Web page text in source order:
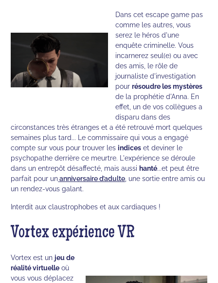
Dans cet escape game pas
comme les autres, vous
serez le héros d'une
enquête criminelle. Vous
incarnerez seul(e) ou avec
des amis, le rôle de
journaliste d'investigation
pourrésoudre les mystères
de la prophétie d'Anna. En
effet, un de vos collègues a
disparu dans des
circonstances très étranges et a été retrouvé mort quelques
semaines plus tard... Le commissaire qui vous a engagé
compte sur vous pour trouver lesindices et deviner le
psychopathe derrière ce meurtre. L'expérience se déroule
dans un entrepôt désaffecté, mais aussihanté...et peut être
parfait pour unanniversaire d’adulte , une sortie entre amis ou
un rendez-vous galant.
Interdit aux claustrophobes et aux cardiaques !
Vortex expérience VR
Vortex est un jeu de
réalité virtuelle où
vous vous déplacez